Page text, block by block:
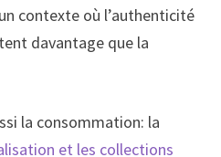
contexte où l’authenticité
davantage que la
la consommation: la
et les collections